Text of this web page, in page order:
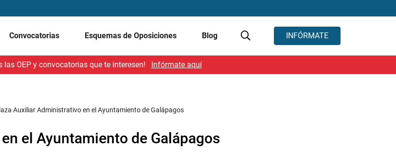
Convocatorias Esquemas de Oposiciones Blog INFÓRMATE
las OEP y convocatorias que te interesen! Infórmate aquí
Auxiliar Administrativo en el Ayuntamiento de Galápagos
el Ayuntamiento de Galápagos